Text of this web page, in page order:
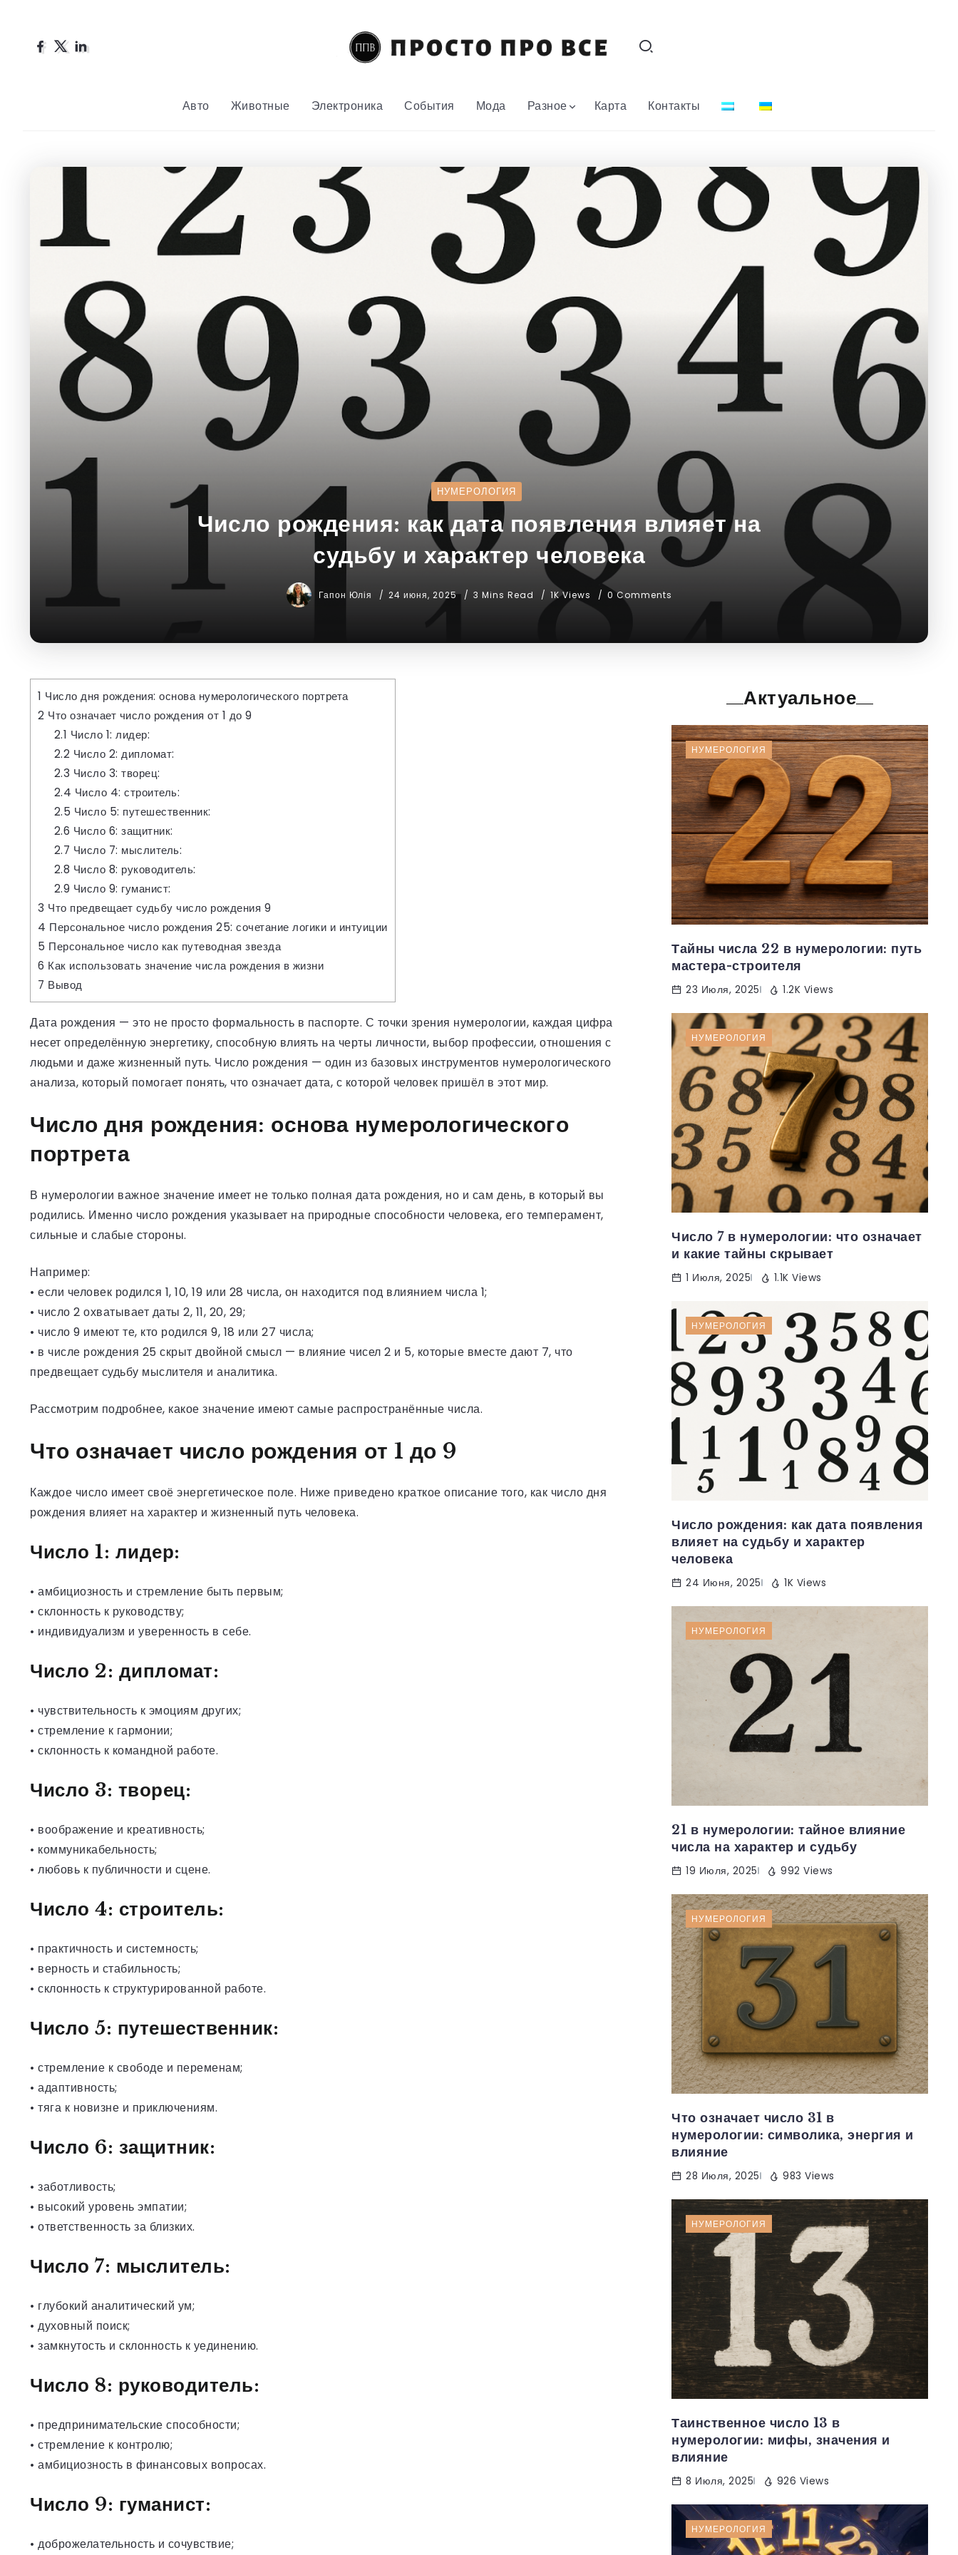
Авто Животные Электроника События Мода Разное Карта Контакты
НУМЕРОЛОГИЯ
Число рождения: как дата появления влияет на
судьбу и характер человека
Гапон Юлія 24 июня, 2025 3 Mins Read 1K Views 0 Comments
1 Число дня рождения: основа нумерологического портрета
2 Что означает число рождения от 1 до 9
2.1 Число 1: лидер:
2.2 Число 2: дипломат:
2.3 Число 3: творец:
2.4 Число 4: строитель:
2.5 Число 5: путешественник:
2.6 Число 6: защитник:
2.7 Число 7: мыслитель:
2.8 Число 8: руководитель:
2.9 Число 9: гуманист:
3 Что предвещает судьбу число рождения 9
4 Персональное число рождения 25: сочетание логики и интуиции
5 Персональное число как путеводная звезда
6 Как использовать значение числа рождения в жизни
7 Вывод
Дата рождения — это не просто формальность в паспорте. С точки зрения нумерологии, каждая цифра
несет определённую энергетику, способную влиять на черты личности, выбор профессии, отношения с
людьми и даже жизненный путь. Число рождения — один из базовых инструментов нумерологического
анализа, который помогает понять, что означает дата, с которой человек пришёл в этот мир.
Число дня рождения: основа нумерологического
портрета
В нумерологии важное значение имеет не только полная дата рождения, но и сам день, в который вы
родились. Именно число рождения указывает на природные способности человека, его темперамент,
сильные и слабые стороны.
Например:
• если человек родился 1, 10, 19 или 28 числа, он находится под влиянием числа 1;
• число 2 охватывает даты 2, 11, 20, 29;
• число 9 имеют те, кто родился 9, 18 или 27 числа;
• в числе рождения 25 скрыт двойной смысл — влияние чисел 2 и 5, которые вместе дают 7, что
предвещает судьбу мыслителя и аналитика.
Рассмотрим подробнее, какое значение имеют самые распространённые числа.
Что означает число рождения от 1 до 9
Каждое число имеет своё энергетическое поле. Ниже приведено краткое описание того, как число дня
рождения влияет на характер и жизненный путь человека.
Число 1: лидер:
• амбициозность и стремление быть первым;
• склонность к руководству;
• индивидуализм и уверенность в себе.
Число 2: дипломат:
• чувствительность к эмоциям других;
• стремление к гармонии;
• склонность к командной работе.
Число 3: творец:
• воображение и креативность;
• коммуникабельность;
• любовь к публичности и сцене.
Число 4: строитель:
• практичность и системность;
• верность и стабильность;
• склонность к структурированной работе.
Число 5: путешественник:
• стремление к свободе и переменам;
• адаптивность;
• тяга к новизне и приключениям.
Число 6: защитник:
• заботливость;
• высокий уровень эмпатии;
• ответственность за близких.
Число 7: мыслитель:
• глубокий аналитический ум;
• духовный поиск;
• замкнутость и склонность к уединению.
Число 8: руководитель:
• предпринимательские способности;
• стремление к контролю;
• амбициозность в финансовых вопросах.
Число 9: гуманист:
• доброжелательность и сочувствие;
Актуальное
НУМЕРОЛОГИЯ
Тайны числа 22 в нумерологии: путь
мастера-строителя
23 Июля, 2025 1.2K Views
НУМЕРОЛОГИЯ
Число 7 в нумерологии: что означает
и какие тайны скрывает
1 Июля, 2025 1.1K Views
НУМЕРОЛОГИЯ
Число рождения: как дата появления
влияет на судьбу и характер
человека
24 Июня, 2025 1K Views
НУМЕРОЛОГИЯ
21 в нумерологии: тайное влияние
числа на характер и судьбу
19 Июля, 2025 992 Views
НУМЕРОЛОГИЯ
Что означает число 31 в
нумерологии: символика, энергия и
влияние
28 Июля, 2025 983 Views
НУМЕРОЛОГИЯ
Таинственное число 13 в
нумерологии: мифы, значения и
влияние
8 Июля, 2025 926 Views
НУМЕРОЛОГИЯ